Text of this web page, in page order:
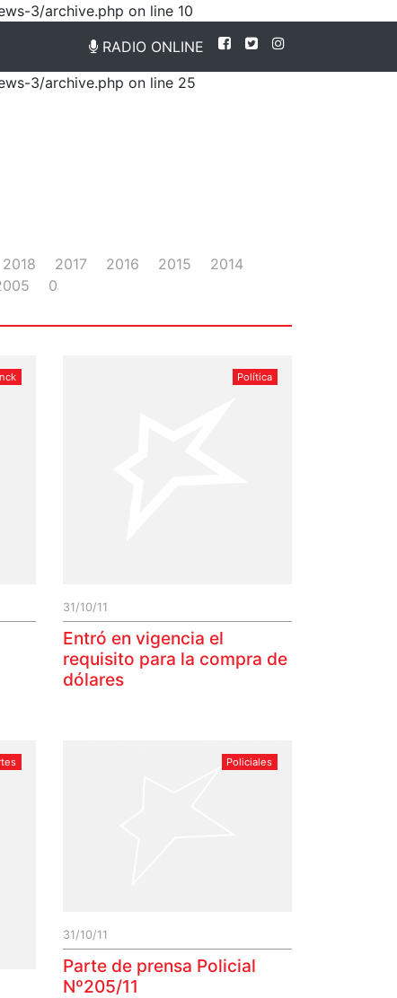
3/archive.php on line 10
RADIO ONLINE
3/archive.php on line 25
2018 2017 2016 2015
2014
0
Política
31/10/11
Entró en vigencia el
requisito para la compra de
dólares
Policiales
31/10/11
Parte de prensa Policial
Nº205/11